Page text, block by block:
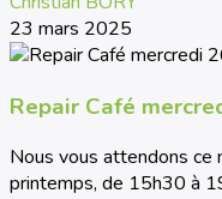
23 mars 2025
Repair Café
Nous vous attendons ce
printemps, de 15h30 à